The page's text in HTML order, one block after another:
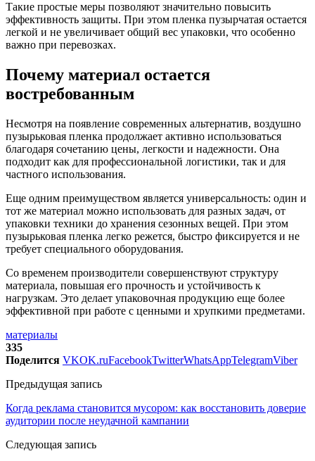
Такие простые меры позволяют значительно повысить
эффективность защиты. При этом пленка пузырчатая остается
легкой и не увеличивает общий вес упаковки, что особенно
важно при перевозках.
Почему материал остается
востребованным
Несмотря на появление современных альтернатив, воздушно
пузырьковая пленка продолжает активно использоваться
благодаря сочетанию цены, легкости и надежности. Она
подходит как для профессиональной логистики, так и для
частного использования.
Еще одним преимуществом является универсальность: один и
тот же материал можно использовать для разных задач, от
упаковки техники до хранения сезонных вещей. При этом
пузырьковая пленка легко режется, быстро фиксируется и не
требует специального оборудования.
Со временем производители совершенствуют структуру
материала, повышая его прочность и устойчивость к
нагрузкам. Это делает упаковочная продукцию еще более
эффективной при работе с ценными и хрупкими предметами.
материалы
335
Поделится VKOK.ruFacebookTwitterWhatsAppTelegramViber
Предыдущая запись
Когда реклама становится мусором: как восстановить доверие
аудитории после неудачной кампании
Следующая запись